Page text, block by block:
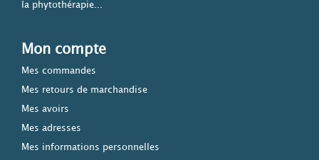
la phytothérapie...
Mon compte
Mes commandes
Mes retours de marchandise
Mes avoirs
Mes adresses
Mes informations personnelles